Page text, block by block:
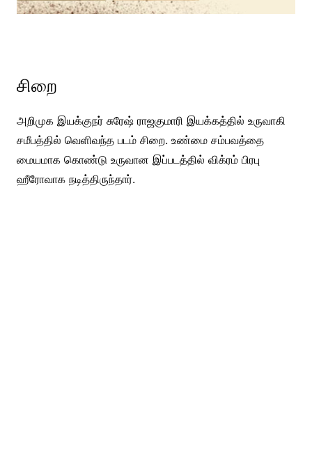
சிறை
அறிமுக இயக்குநர் சுரேஷ் ராஜகுமாரி இயக்கத்தில் உருவாகி
சமீபத்தில் வெளிவந்த படம் சிறை. உண்மை சம்பவத்தை
மையமாக கொண்டு உருவான இப்படத்தில் விக்ரம் பிரபு
ஹீரோவாக நடித்திருந்தார்.